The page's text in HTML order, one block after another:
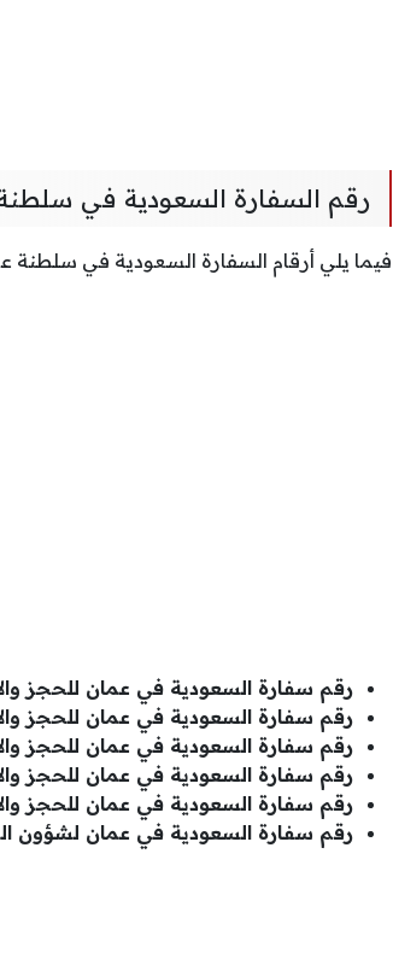
رقم السفارة السعودية في
فيما يلي أرقام السفارة السعودية في سلطنة
رقم سفارة السعودية في عمان للحجز
رقم سفارة السعودية في عمان للحجز
رقم سفارة السعودية في عمان للحجز
رقم سفارة السعودية في عمان للحجز
رقم سفارة السعودية في عمان للحجز
رقم سفارة السعودية في عمان لشؤون